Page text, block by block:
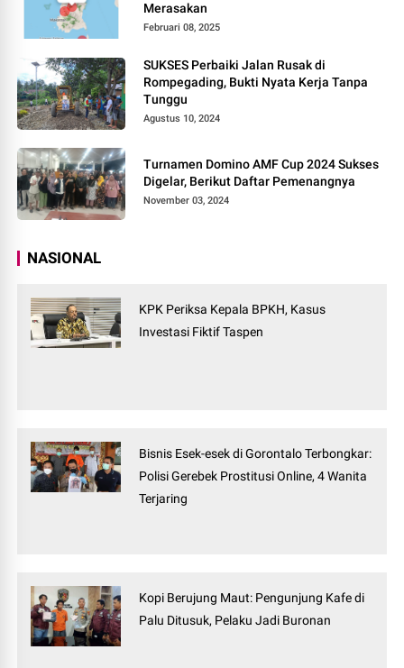
Merasakan
Februari 08, 2025
SUKSES Perbaiki Jalan Rusak di
Rompegading, Bukti Nyata Kerja Tanpa
Tunggu
Agustus 10, 2024
Turnamen Domino AMF Cup 2024 Sukses
Digelar, Berikut Daftar Pemenangnya
November 03, 2024
NASIONAL
KPK Periksa Kepala BPKH, Kasus
Investasi Fiktif Taspen
Bisnis Esek-esek di Gorontalo Terbongkar:
Polisi Gerebek Prostitusi Online, 4 Wanita
Terjaring
Kopi Berujung Maut: Pengunjung Kafe di
Palu Ditusuk, Pelaku Jadi Buronan